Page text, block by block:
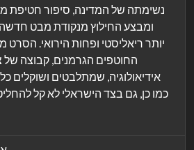
נשימתה של המדינה, סיפור חטיפת
ומבצע החילוץ מנקודת מבט
יותר ריאליסטי ופחות הירואי.
החוטפים הגרמנים, קבוצה של
אידיאולוגיה, שמתלבטים ושוקלים
כמו כן, גם בצד הישראלי לא קל